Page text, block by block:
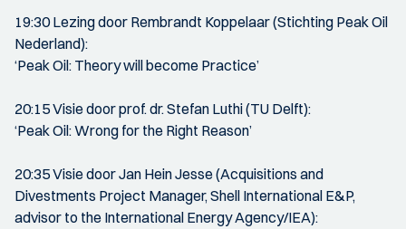
19:30 Lezing door Rembrandt Koppelaar (Stichting Peak Oil
Nederland):
‘Peak Oil: Theory will become Practice’
20:15 Visie door prof. dr. Stefan Luthi (TU Delft):
‘Peak Oil: Wrong for the Right Reason’
20:35 Visie door Jan Hein Jesse (Acquisitions and
Divestments Project Manager, Shell International E&P,
advisor to the International Energy Agency/IEA):